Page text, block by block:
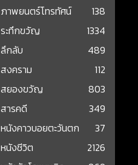
ภาพยนตร์โทรทัศน์
138
ระทึกขวัญ
1334
ลึกลับ
489
สงคราม
112
สยองขวัญ
803
สารคดี
349
หนังคาวบอยตะวันตก
37
หนังชีวิต
2126